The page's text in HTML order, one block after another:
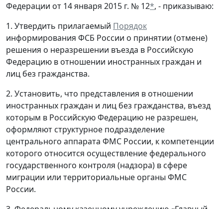
Федерации от 14 января 2015 г. № 12*, - приказываю:
1. Утвердить прилагаемый Порядок
информирования ФСБ России о принятии (отмене)
решения о неразрешении въезда в Российскую
Федерацию в отношении иностранных граждан и
лиц без гражданства.
2. Установить, что представления в отношении
иностранных граждан и лиц без гражданства, въезд
которым в Российскую Федерацию не разрешен,
оформляют структурное подразделение
центрального аппарата ФМС России, к компетенции
которого относится осуществление федерального
государственного контроля (надзора) в сфере
миграции или территориальные органы ФМС
России.